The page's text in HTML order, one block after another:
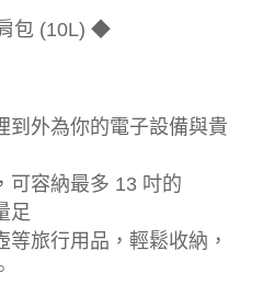
包 (10L) ◆
到外為你的電子設備與貴
可容納最多 13 吋的
足
旅行用品，輕鬆收納，